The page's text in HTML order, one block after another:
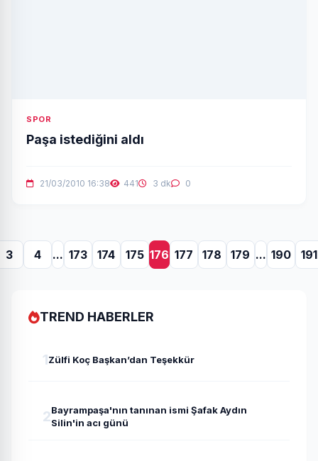
SPOR
Paşa istediğini aldı
21/03/2010 16:38 441 3 dk 0
3 4 ... 173 174 175 176 177 178 179 ... 190 191
TREND HABERLER
1Zülfi Koç Başkan’dan Teşekkür
2Bayrampaşa'nın tanınan ismi Şafak Aydın
Silin'in acı günü